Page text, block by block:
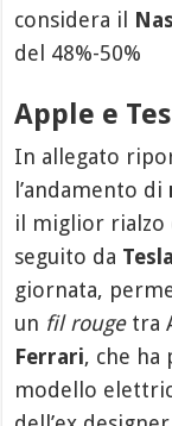
considera il
del 48%-50%
Apple e
In allegato
l’andamento di
il miglior
seguito da Tesla
giornata,
un fil rougetra
Ferrari, che
modello